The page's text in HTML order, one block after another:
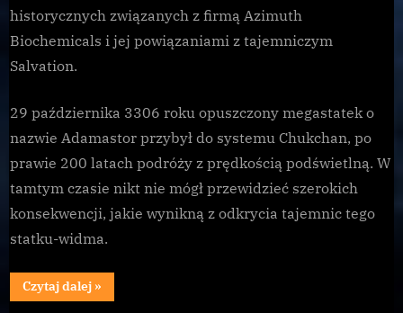
historyczna
(Część
1)
historycznych związanych z firmą Azimuth
Biochemicals i jej powiązaniami z tajemniczym
Salvation.
29 października 3306 roku opuszczony megastatek o
nazwie Adamastor przybył do systemu Chukchan, po
prawie 200 latach podróży z prędkością podświetlną. W
tamtym czasie nikt nie mógł przewidzieć szerokich
konsekwencji, jakie wynikną z odkrycia tajemnic tego
statku-widma.
Czytaj dalej“Azimuth:
Perspektywa
»